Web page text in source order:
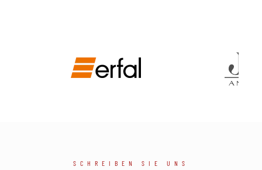
SCHREIBEN SIE UNS